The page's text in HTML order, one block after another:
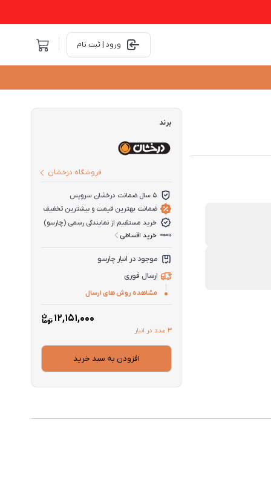
ورود | ثبت نام
برند
فروشگاه درخشان
5 سال ضمانت درخشان سرویس
ضمانت بهترین قیمت و بیشترین تخفیف
خرید مستقیم از نمایندگی رسمی (چارسو)
خرید اقساطی
موجود در انبار چارسو
ارسال فوری
مشاهده روش های ارسال
12,151,000
3 عدد در انبار
افزودن به سبد خرید